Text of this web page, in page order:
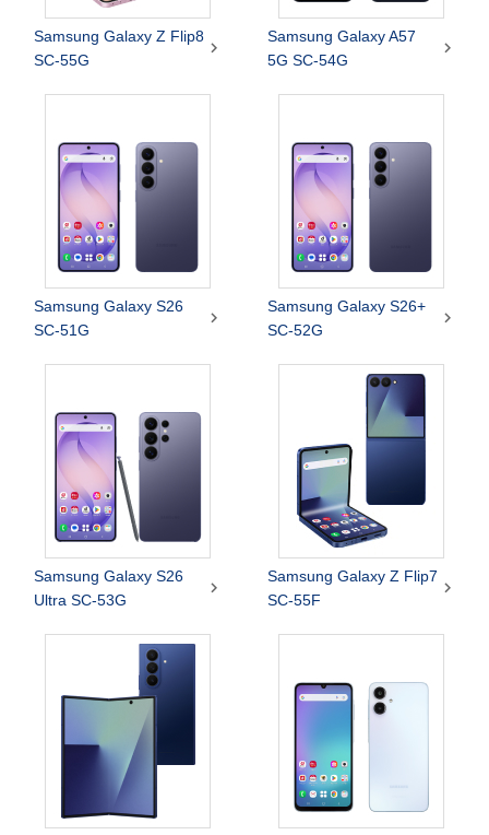
Samsung Galaxy Z Flip8
SC-55G

Samsung Galaxy A57
5G SC-54G

Samsung Galaxy S26
SC-51G

Samsung Galaxy S26+
SC-52G

Samsung Galaxy S26
Ultra SC-53G

Samsung Galaxy Z Flip7
SC-55F
